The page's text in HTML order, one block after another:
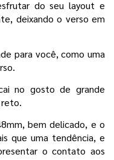
do seu layout e
deixando o verso em
para você, como uma
no gosto de grande
bem delicado, e o
que uma tendência, e
o contato aos